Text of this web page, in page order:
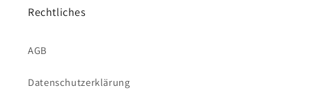
Rechtliches
AGB
Datenschutzerklärung